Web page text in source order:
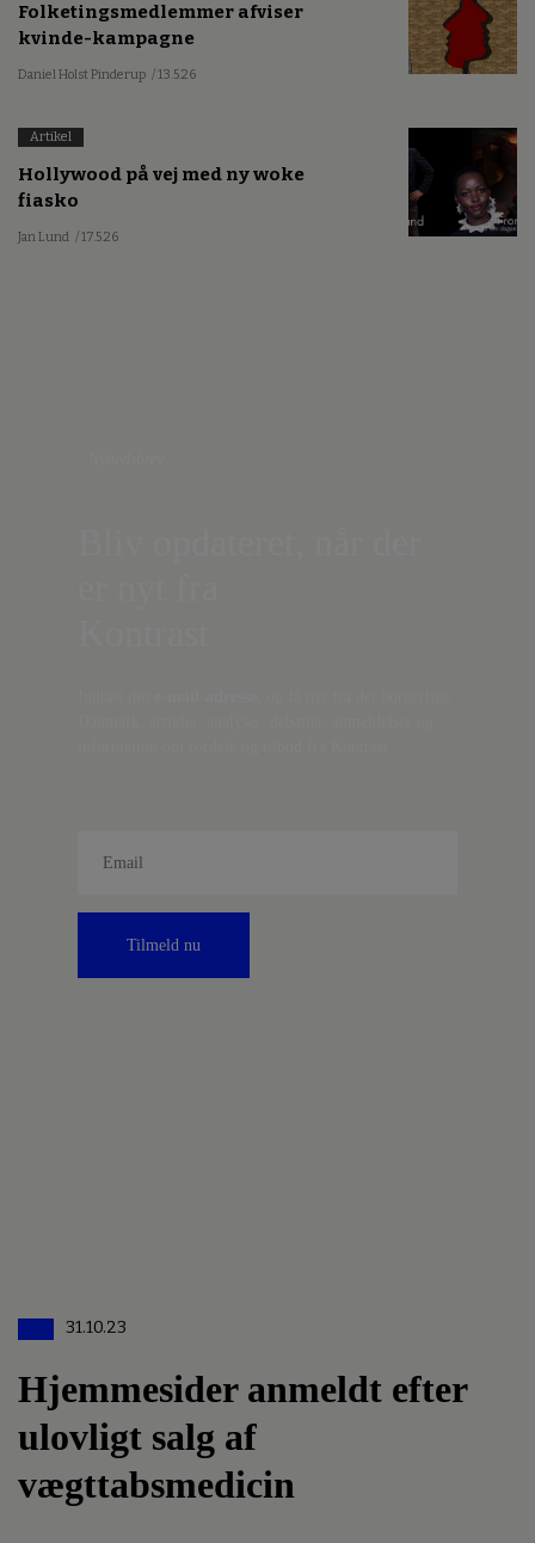
Folketingsmedlemmer afviser
kvinde-kampagne
Daniel Holst Pinderup / 13.5.26
Artikel
Hollywood på vej med ny woke
fiasko
Jan Lund / 17.5.26
Tilmeld nu
31.10.23
Hjemmesider anmeldt efter
ulovligt salg af
vægttabsmedicin